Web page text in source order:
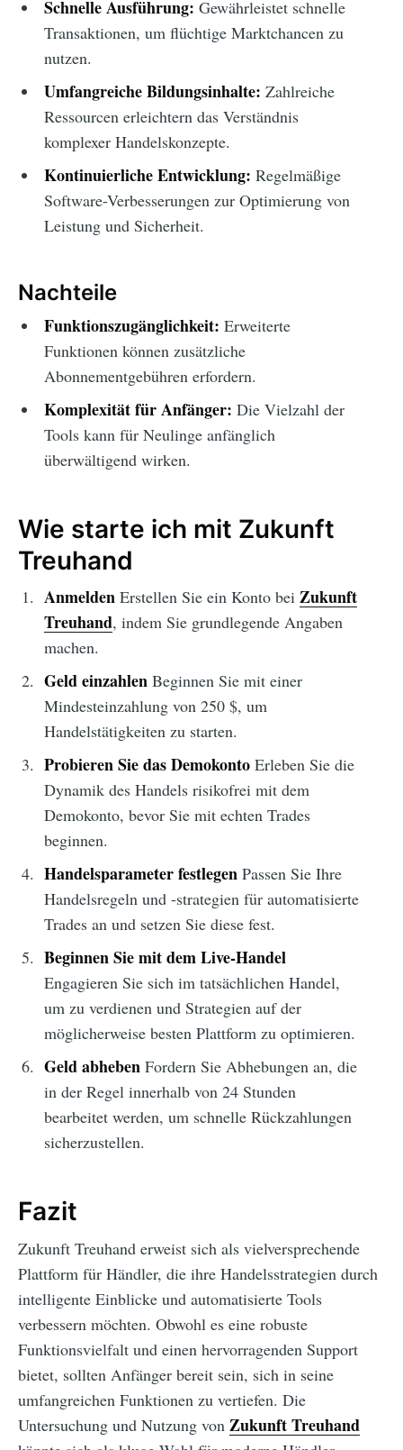
Schnelle Ausführung: Gewährleistet schnelle
Transaktionen, um flüchtige Marktchancen zu
nutzen.
Umfangreiche Bildungsinhalte: Zahlreiche
Ressourcen erleichtern das Verständnis
komplexer Handelskonzepte.
Kontinuierliche Entwicklung: Regelmäßige
Software-Verbesserungen zur Optimierung von
Leistung und Sicherheit.
Nachteile
Funktionszugänglichkeit: Erweiterte
Funktionen können zusätzliche
Abonnementgebühren erfordern.
Komplexität für Anfänger: Die Vielzahl der
Tools kann für Neulinge anfänglich
überwältigend wirken.
Wie starte ich mit Zukunft
Treuhand
AnmeldenErstellen Sie ein Konto bei Zukunft
Treuhand, indem Sie grundlegende Angaben
machen.
Geld einzahlenBeginnen Sie mit einer
Mindesteinzahlung von 250 $, um
Handelstätigkeiten zu starten.
Probieren Sie das DemokontoErleben Sie die
Dynamik des Handels risikofrei mit dem
Demokonto, bevor Sie mit echten Trades
beginnen.
Handelsparameter festlegenPassen Sie Ihre
Handelsregeln und -strategien für automatisierte
Trades an und setzen Sie diese fest.
Beginnen Sie mit dem Live-Handel
Engagieren Sie sich im tatsächlichen Handel,
um zu verdienen und Strategien auf der
möglicherweise besten Plattform zu optimieren.
Geld abhebenFordern Sie Abhebungen an, die
in der Regel innerhalb von 24 Stunden
bearbeitet werden, um schnelle Rückzahlungen
sicherzustellen.
Fazit
Zukunft Treuhand erweist sich als vielversprechende
Plattform für Händler, die ihre Handelsstrategien durch
intelligente Einblicke und automatisierte Tools
verbessern möchten. Obwohl es eine robuste
Funktionsvielfalt und einen hervorragenden Support
bietet, sollten Anfänger bereit sein, sich in seine
umfangreichen Funktionen zu vertiefen. Die
Untersuchung und Nutzung von Zukunft Treuhand